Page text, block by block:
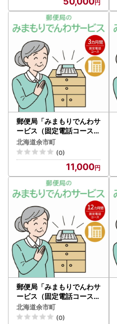
郵便局「みまもりでんわサ
ービス（固定電話コース）
」3カ月間_Y073-0004
北海道余市町
(0)
11,000
郵便局「みまもりでんわサ
ービス（固定電話コース）
」12カ月間_Y073-0006
北海道余市町
(0)